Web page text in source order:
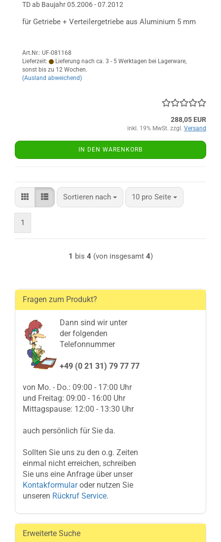
TD ab Baujahr 05.2006 - 07.2012
für Getriebe + Verteilergetriebe aus Aluminium 5 mm
Art.Nr.: UF-081168
Lieferzeit:
Lieferung nach ca. 3 - 5 Werktagen bei Lagerware,
sonst bis zu 12 Wochen.
(Ausland abweichend)
288,05 EUR
inkl. 19% MwSt. zzgl. Versand
IN DEN WARENKORB
Sortieren nach
Sortieren nach 10 pro Seite
pro Seite
1
1 bis 4(von insgesamt 4)
Fragen zum Produkt?
Dann sind wir unter
der folgenden
Telefonnummer
+49 (0 21 31) 79 77 77
von Mo. - Do.: 09:00 - 17:00 Uhr
und Freitag: 09:00 - 16:00 Uhr
Mittagspause: 12:00 - 13:30 Uhr
auch persönlich für Sie da.
Sollten Sie uns zu den o.g. Zeiten
einmal nicht erreichen, schreiben
Sie uns eine Anfrage über unser
Kontakformularoder nutzen Sie
unseren Rückruf Service.
Erweiterte Suche